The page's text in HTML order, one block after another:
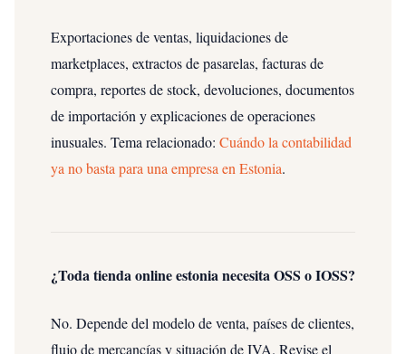
Exportaciones de ventas, liquidaciones de
marketplaces, extractos de pasarelas, facturas de
compra, reportes de stock, devoluciones, documentos
de importación y explicaciones de operaciones
inusuales. Tema relacionado: Cuándo la contabilidad
ya no basta para una empresa en Estonia.
¿Toda tienda online estonia necesita OSS o IOSS?
No. Depende del modelo de venta, países de clientes,
flujo de mercancías y situación de IVA. Revise el